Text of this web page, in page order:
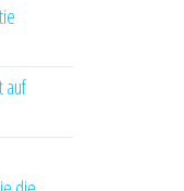
auf